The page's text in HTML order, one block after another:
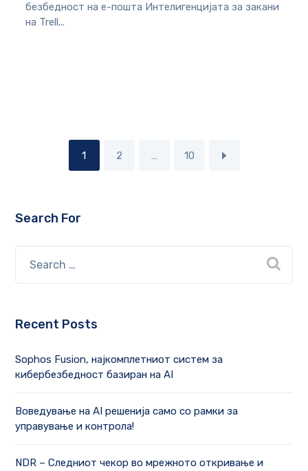
безбедност на е-пошта Интелигенцијата за закани
на Trell...
1 2 … 10
Search For
Recent Posts
Sophos Fusion, најкомплетниот систем за
кибербезбедност базиран на AI
Воведување на AI решенија само со рамки за
управување и контрола!
NDR – Следниот чекор во мрежното откривање и